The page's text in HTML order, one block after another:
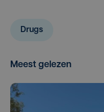
Drugs
Meest gelezen